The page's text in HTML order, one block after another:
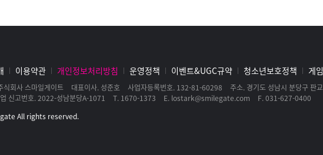
이용약관 개인정보처리방침 운영정책 이벤트&UGC규약 청소년보호정책 게
식회사 스마일게이트 대표이사 성준호 사업자등록번호 132-81-60298 주소 경기도 성남시 분당구 판
신고번호 2022-성남분당A-1071 T 1670-1373 E lostark@smilegate.com F 031-627-0400
All rights reserved.